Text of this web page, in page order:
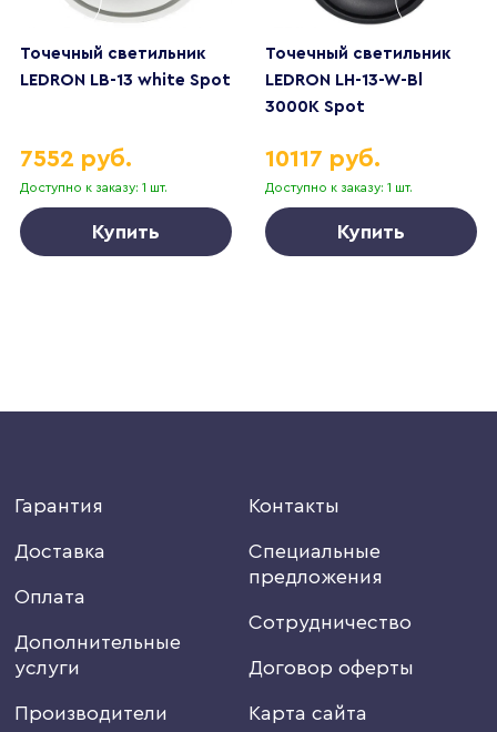
Точечный светильник
LEDRON LB-13 white Spot
Доступно к заказу: 1 шт.
7552 руб.
Купить
Точечный светильник
LEDRON LH-13-W-Bl
3000K Spot
Доступно к заказу: 1 шт.
10117 руб.
Купить
Гарантия
Доставка
Оплата
Дополнительные
услуги
Производители
Контакты
Специальные
предложения
Сотрудничество
Договор оферты
Карта сайта